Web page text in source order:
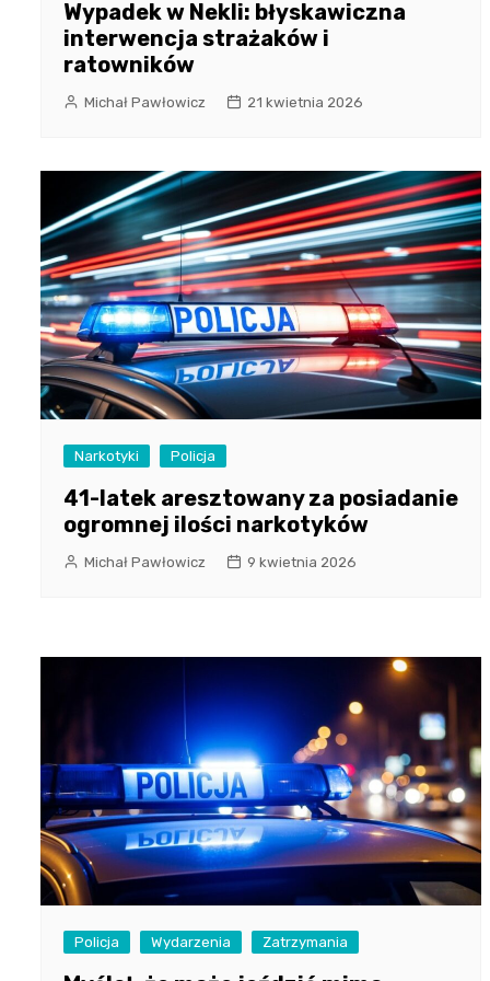
Wypadek w Nekli: błyskawiczna
interwencja strażaków i
ratowników
Michał Pawłowicz 21 kwietnia 2026
Narkotyki Policja
41-latek aresztowany za posiadanie
ogromnej ilości narkotyków
Michał Pawłowicz 9 kwietnia 2026
Policja Wydarzenia Zatrzymania